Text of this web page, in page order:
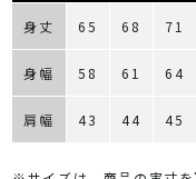
身丈 65 68 71
身幅 58 61 64
肩幅 43 44 45